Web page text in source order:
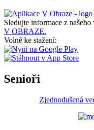
Sledujte informace z našeho
V OBRAZE.
Volně ke stažení:
Senioři
Zjednodušená